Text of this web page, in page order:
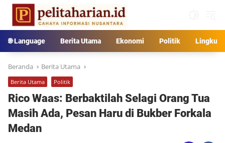
Langsung
konten
🌐 Language Berita Utama Ekonomi Politik
Beranda Berita Utama
Berita Utama Politik
Rico Waas: Berbaktilah Selagi Orang Tua
Masih Ada, Pesan Haru di Bukber Forkala
Medan